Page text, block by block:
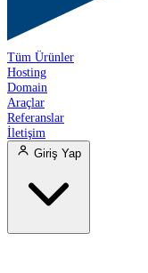
Tüm Ürünler
Hosting
Domain
Araçlar
Referanslar
İletişim
Giriş Yap